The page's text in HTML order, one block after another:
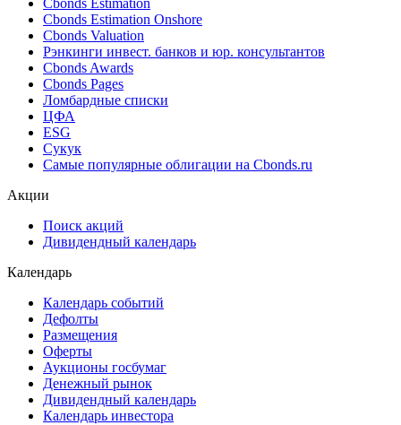
Cbonds Estimation
Cbonds Estimation Onshore
Cbonds Valuation
Рэнкинги инвест. банков и юр. консультантов
Cbonds Awards
Cbonds Pages
Ломбардные списки
ЦФА
ESG
Сукук
Самые популярные облигации на Cbonds.ru
Акции
Поиск акций
Дивидендный календарь
Календарь
Календарь событий
Дефолты
Размещения
Оферты
Аукционы госбумаг
Денежный рынок
Дивидендный календарь
Календарь инвестора